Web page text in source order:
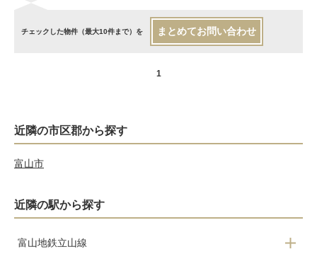
チェックした物件（最大10件まで）を まとめてお問い合わせ
1
近隣の市区郡から探す
富山市
近隣の駅から探す
富山地鉄立山線